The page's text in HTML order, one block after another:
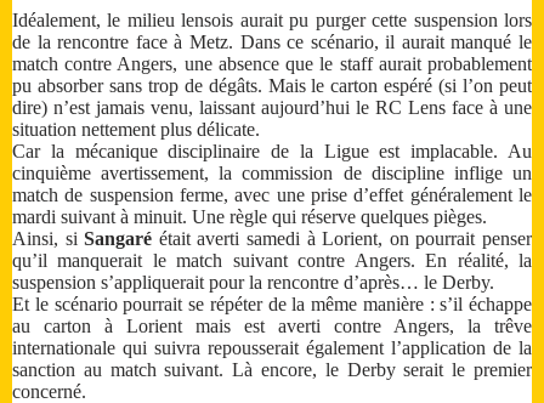
Idéalement, le milieu lensois aurait pu purger cette suspension lors
de la rencontre face à Metz. Dans ce scénario, il aurait manqué le
match contre Angers, une absence que le staff aurait probablement
pu absorber sans trop de dégâts. Mais le carton espéré (si l’on peut
dire) n’est jamais venu, laissant aujourd’hui le RC Lens face à une
situation nettement plus délicate.
Car la mécanique disciplinaire de la Ligue est implacable. Au
cinquième avertissement, la commission de discipline inflige un
match de suspension ferme, avec une prise d’effet généralement le
mardi suivant à minuit. Une règle qui réserve quelques pièges.
Ainsi, siSangaré était averti samedi à Lorient, on pourrait penser
qu’il manquerait le match suivant contre Angers. En réalité, la
suspension s’appliquerait pour la rencontre d’après… le Derby.
Et le scénario pourrait se répéter de la même manière : s’il échappe
au carton à Lorient mais est averti contre Angers, la trêve
internationale qui suivra repousserait également l’application de la
sanction au match suivant. Là encore, le Derby serait le premier
concerné.